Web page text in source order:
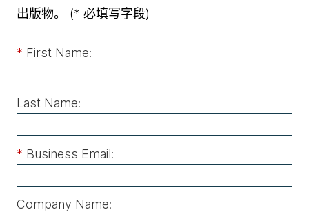
出版物。
(* 必填写字段)
* First Name:
Last Name:
* Business Email:
Company Name: